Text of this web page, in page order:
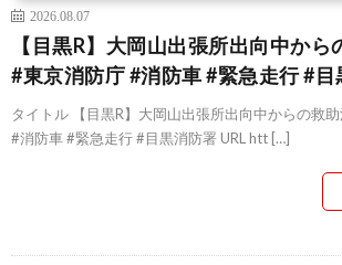
2026.08.07
【目黒R】大岡山出張所出向中か
#東京消防庁 #消防車 #緊急走行 #
タイトル 【目黒R】大岡山出張所出向中からの救
#消防車 #緊急走行 #目黒消防署 URL htt […]